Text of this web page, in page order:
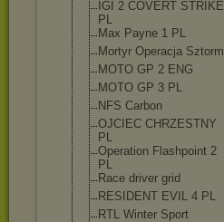
IGI 2 COVERT STRIKE
PL
Max Payne 1 PL
Mortyr Operacja Sztorm
MOTO GP 2 ENG
MOTO GP 3 PL
NFS Carbon
OJCIEC CHRZESTNY
PL
Operation Flashpoint 2
PL
Race driver grid
RESIDENT EVIL 4 PL
RTL Winter Sport